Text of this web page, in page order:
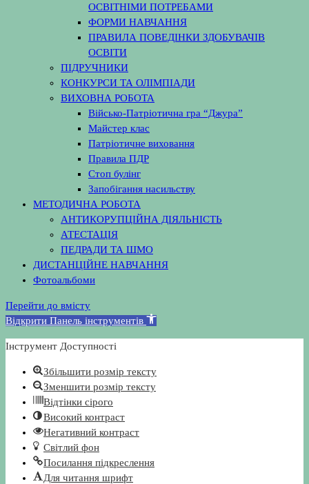
ОСВІТНІМИ ПОТРЕБАМИ
ФОРМИ НАВЧАННЯ
ПРАВИЛА ПОВЕДІНКИ ЗДОБУВАЧІВ
ОСВІТИ
ПІДРУЧНИКИ
КОНКУРСИ ТА ОЛІМПІАДИ
ВИХОВНА РОБОТА
Військо-Патріотична гра “Джура”
Майстер клас
Патріотичне виховання
Правила ПДР
Стоп булінг
Запобігання насильству
МЕТОДИЧНА РОБОТА
АНТИКОРУПЦІЙНА ДІЯЛЬНІСТЬ
АТЕСТАЦІЯ
ПЕДРАДИ ТА ШМО
ДИСТАНЦІЙНЕ НАВЧАННЯ
Фотоальбоми
Перейти до вмісту
Відкрити Панель інструментів
Інструмент Доступності
Збільшити розмір тексту
Зменшити розмір тексту
Відтінки сірого
Високий контраст
Негативний контраст
Світлий фон
Посилання підкреслення
Для читання шрифт